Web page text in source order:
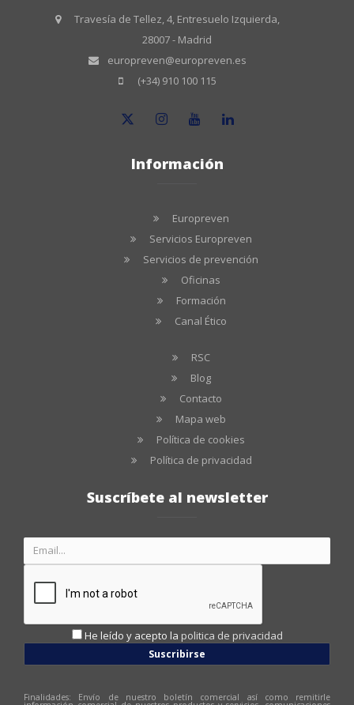
Travesía de Tellez, 4, Entresuelo Izquierda,
28007 - Madrid
europreven@europreven.es
(+34) 910 100 115
Información
Europreven
Servicios Europreven
Servicios de prevención
Oficinas
Formación
Canal Ético
RSC
Blog
Contacto
Mapa web
Política de cookies
Política de privacidad
Suscríbete al newsletter
He leído y acepto la politica de privacidad
Suscribirse
Finalidades: Envío de nuestro boletín comercial así como remitirle